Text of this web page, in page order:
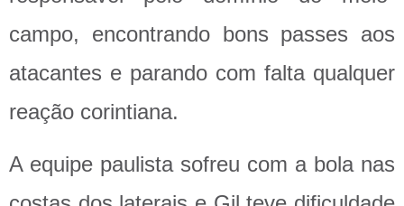
campo, encontrando bons passes aos
atacantes e parando com falta qualquer
reação corintiana.
A equipe paulista sofreu com a bola nas